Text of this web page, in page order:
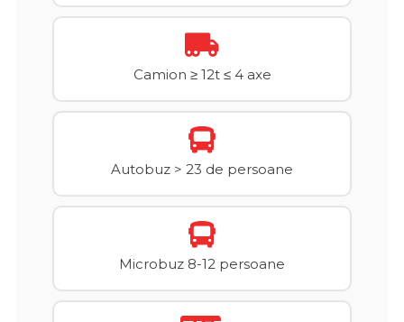
Camion ≥ 12t ≤ 4 axe
Autobuz > 23 de persoane
Microbuz 8-12 persoane